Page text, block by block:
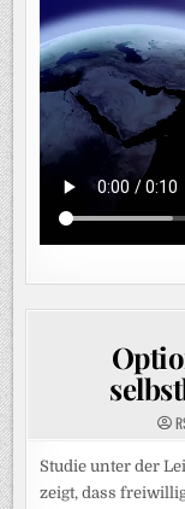
Studie unter der
zeigt, dass